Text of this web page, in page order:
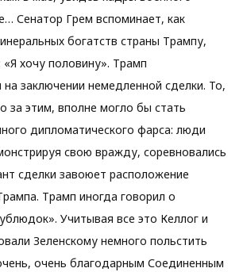
Сенатор Грем вспоминает, как
богатств страны Трампу,
хочу половину». Трамп
на заключении немедленной сделки. То,
за этим, вполне могло бы стать
дипломатического фарса: люди
свою вражду, соревновались
сделки завоюет расположение
Трамп иногда говорил о
Учитывая все это Келлог и
Зеленскому немного польстить
очень благодарным Соединенным